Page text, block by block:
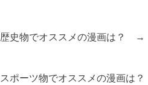
歴史物でオススメの漫画は？
スポーツ物でオススメの漫画